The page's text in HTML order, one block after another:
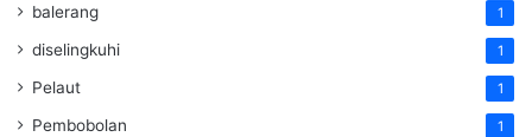
balerang 1
diselingkuhi 1
Pelaut 1
Pembobolan 1